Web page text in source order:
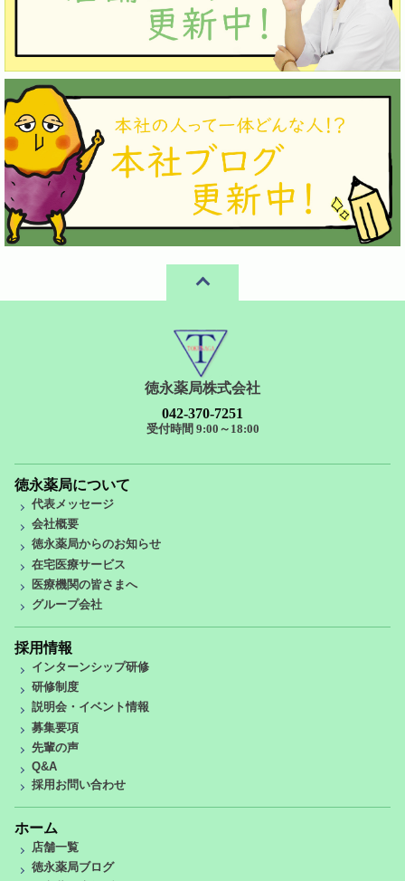
徳永薬局株式会社
042-370-7251
受付時間 9:00～18:00
徳永薬局について
代表メッセージ
会社概要
徳永薬局からのお知らせ
在宅医療サービス
医療機関の皆さまへ
グループ会社
採用情報
インターンシップ研修
研修制度
説明会・イベント情報
募集要項
先輩の声
Q&A
採用お問い合わせ
ホーム
店舗一覧
徳永薬局ブログ